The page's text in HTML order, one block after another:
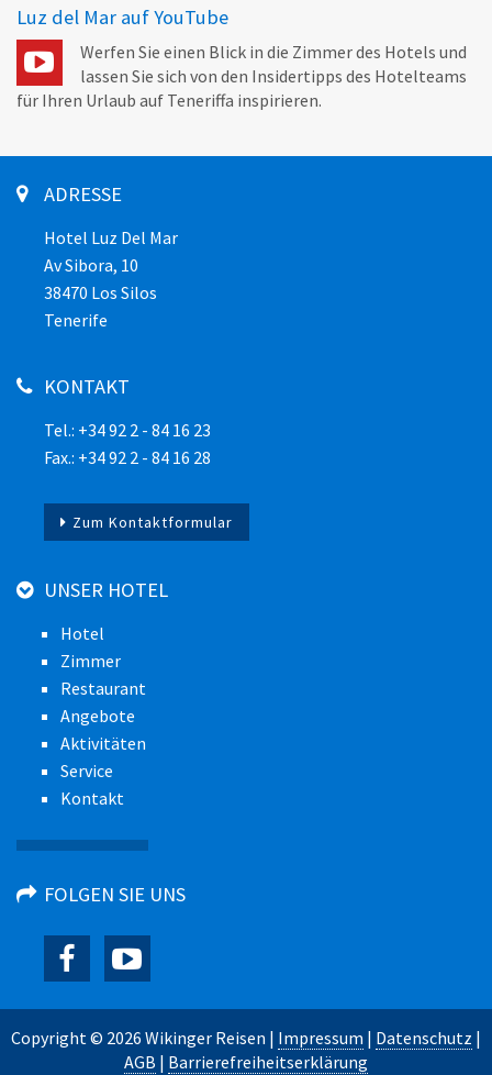
Luz del Mar auf YouTube
Werfen Sie einen Blick in die Zimmer des Hotels und
lassen Sie sich von den Insidertipps des Hotelteams
für Ihren Urlaub auf Teneriffa inspirieren.
ADRESSE
Hotel Luz Del Mar
Av Sibora, 10
38470 Los Silos
Tenerife
KONTAKT
Tel.: +34 92 2 - 84 16 23
Fax.: +34 92 2 - 84 16 28
Zum Kontaktformular
UNSER HOTEL
Hotel
Zimmer
Restaurant
Angebote
Aktivitäten
Service
Kontakt
FOLGEN SIE UNS
Copyright © 2026 Wikinger Reisen | Impressum | Datenschutz |
AGB | Barrierefreiheitserklärung